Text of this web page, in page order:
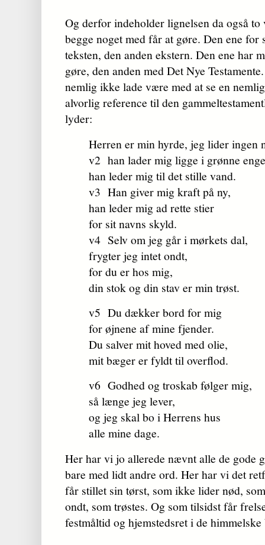
Og derfor indeholder lignelsen da også
begge noget med får at gøre. Den ene
teksten, den anden ekstern. Den ene har
gøre, den anden med Det Nye
nemlig ikke lade være med at se en
alvorlig reference til den
lyder:
Herren er min hyrde, jeg lider ingen
v2 han lader mig ligge i grønne
han leder mig til det stille vand.
v3 Han giver mig kraft på ny,
han leder mig ad rette stier
for sit navns skyld.
v4 Selv om jeg går i mørkets dal,
frygter jeg intet ondt,
for du er hos mig,
din stok og din stav er min trøst.
v5 Du dækker bord for mig
for øjnene af mine fjender.
Du salver mit hoved med olie,
mit bæger er fyldt til overflod.
v6 Godhed og troskab følger mig,
så længe jeg lever,
og jeg skal bo i Herrens hus
alle mine dage.
Her har vi jo allerede nævnt alle de gode
bare med lidt andre ord. Her har vi det
får stillet sin tørst, som ikke lider nød,
ondt, som trøstes. Og som tilsidst får
festmåltid og hjemstedsret i de